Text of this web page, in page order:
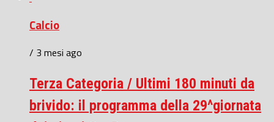
Calcio
/ 3 mesi ago
Terza Categoria / Ultimi 180 minuti da
brivido: il programma della 29^giornata